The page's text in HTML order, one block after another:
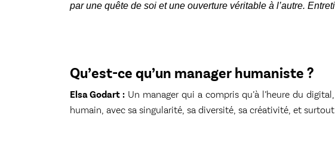
par une quête de soi et une ouverture véritable à l’autre.
Qu’est-ce qu’un manager humaniste ?
Elsa Godart : Un manager qui a compris qu’à l’heure du
humain, avec sa singularité, sa diversité, sa créativité, et